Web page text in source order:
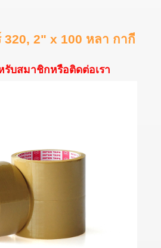
320, 2" x 100 หลา กากี
รับสมาชิกหรือติดต่อเรา